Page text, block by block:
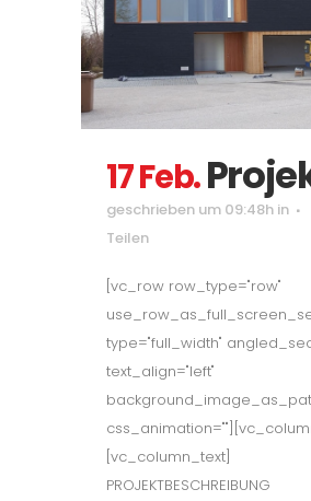
17 Feb.
geschrieben um 09:48h in
Teilen
[vc_row row_type="row"
type="full_width"
text_align="left"
[vc_column_text]
PROJEKTBESCHREIBUNG